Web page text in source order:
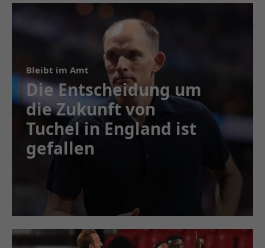
Bleibt im Amt
Die Entscheidung um
die Zukunft von
Tuchel in England ist
gefallen